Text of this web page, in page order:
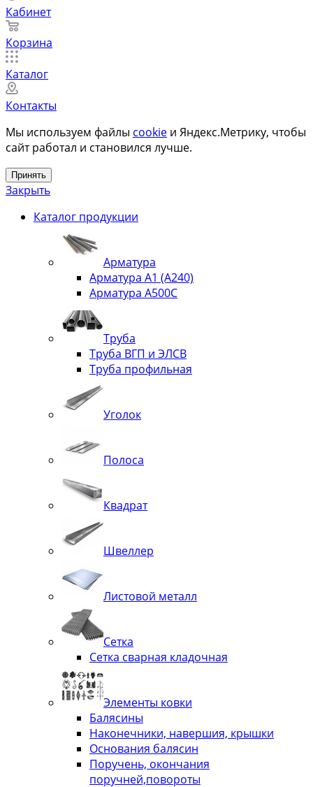
Кабинет
Корзина
Каталог
Контакты
Мы используем файлы cookie и Яндекс.Метрику, чтобы
сайт работал и становился лучше.
Принять
Закрыть
Каталог продукции
Арматура
Арматура А1 (А240)
Арматура А500С
Труба
Труба ВГП и ЭЛСВ
Труба профильная
Уголок
Полоса
Квадрат
Швеллер
Листовой металл
Сетка
Сетка сварная кладочная
Элементы ковки
Балясины
Наконечники, навершия, крышки
Основания балясин
Поручень, окончания
поручней,повороты